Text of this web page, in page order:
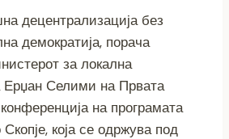
децентрализација без
демократија, порача
за локална
Ерџан Селими на Првата
на програмата
која се одржува под